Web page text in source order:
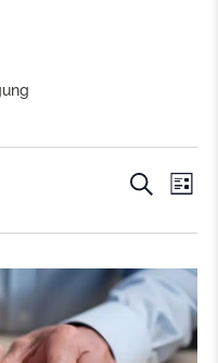
Suche
und
Suche
Liste